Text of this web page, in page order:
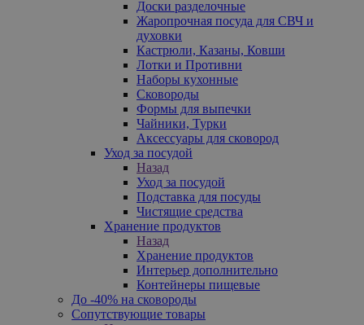
Доски разделочные
Жаропрочная посуда для СВЧ и
духовки
Кастрюли, Казаны, Ковши
Лотки и Противни
Наборы кухонные
Сковороды
Формы для выпечки
Чайники, Турки
Аксессуары для сковород
Уход за посудой
Назад
Уход за посудой
Подставка для посуды
Чистящие средства
Хранение продуктов
Назад
Хранение продуктов
Интерьер дополнительно
Контейнеры пищевые
До -40% на сковороды
Сопутствующие товары